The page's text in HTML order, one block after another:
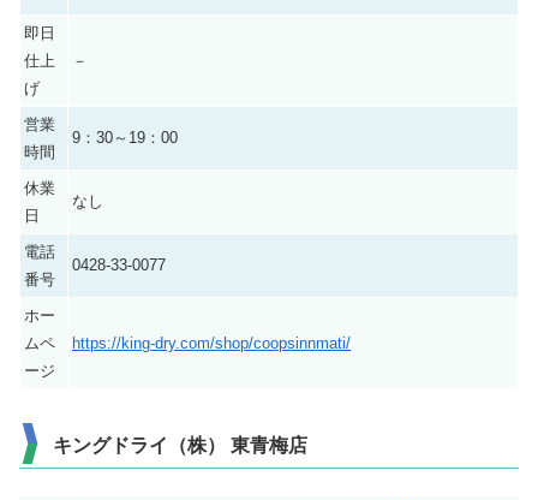
即日
仕上
げ
－
営業
時間
9：30～19：00
休業
日
なし
電話
番号
0428-33-0077
ホー
ムペ
ージ
https://king-dry.com/shop/coopsinnmati/
キングドライ（株） 東青梅店